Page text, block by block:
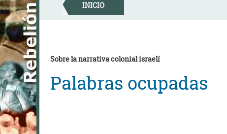
Skip
to
content
INICIO
Sobre la narrativa colonial israelí
Palabras ocupadas